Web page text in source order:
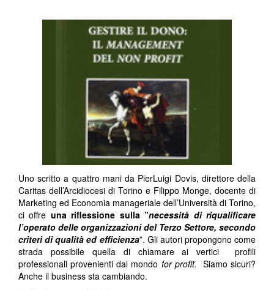
Uno scritto a quattro mani da PierLuigi Dovis, direttore della
Caritas dell’Arcidiocesi di Torino e Filippo Monge, docente di
Marketing ed Economia manageriale dell’Università di Torino,
ci offre una riflessione sulla ”necessità di riqualificare
l’operato delle organizzazioni del Terzo Settore, secondo
criteri di qualità ed efficienza”. Gli autori propongono come
strada possibile quella di chiamare ai vertici profili
professionali provenienti dal mondo for profit. Siamo sicuri?
Anche il business sta cambiando.